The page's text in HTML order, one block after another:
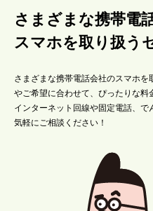
さまざまな携帯電
スマホを取り扱う
さまざまな携帯電話会社のスマホ
やご希望に合わせて、ぴったりな料
インターネット回線や固定電話、
気軽にご相談ください！